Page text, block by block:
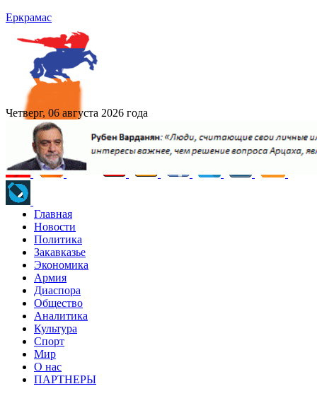
Еркрамас
Четверг, 06 августа 2026 года
Главная
Новости
Политика
Закавказье
Экономика
Армия
Диаспора
Общество
Аналитика
Культура
Спорт
Мир
О нас
ПАРТНЕРЫ